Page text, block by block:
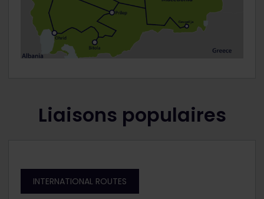
Liaisons populaires
INTERNATIONAL ROUTES